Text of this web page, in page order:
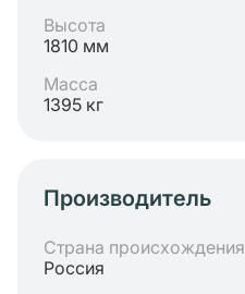
Высота
1810 мм
Масса
1395 кг
Производитель
Страна происхождения
Россия